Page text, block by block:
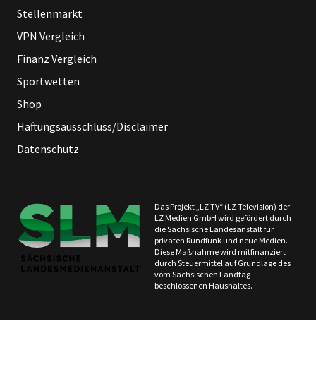
Stellenmarkt
VPN Vergleich
Finanz Vergleich
Sportwetten
Shop
Haftungsausschluss/Disclaimer
Datenschutz
Das Projekt „LZ TV“ (LZ Television) der
LZ Medien GmbH wird gefördert durch
die Sächsische Landesanstalt für
privaten Rundfunk und neue Medien.
Diese Maßnahme wird mitfinanziert
durch Steuermittel auf Grundlage des
vom Sächsischen Landtag
beschlossenen Haushaltes.